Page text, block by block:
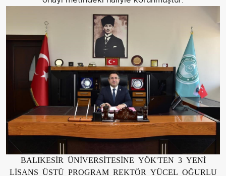
BALIKESİR ÜNİVERSİTESİNE YÖK'TEN 3 YENİ
LİSANS ÜSTÜ PROGRAM REKTÖR YÜCEL OĞURLU